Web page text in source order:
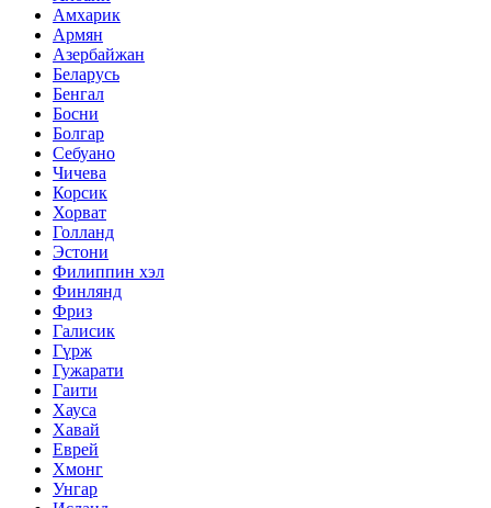
Амхарик
Армян
Азербайжан
Беларусь
Бенгал
Босни
Болгар
Себуано
Чичева
Корсик
Хорват
Голланд
Эстони
Филиппин хэл
Финлянд
Фриз
Галисик
Гүрж
Гужарати
Гаити
Хауса
Хавай
Еврей
Хмонг
Унгар